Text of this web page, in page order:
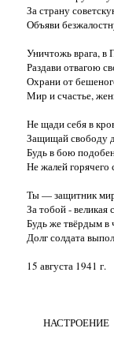
За страну
Объяви
Уничтожь врага, в
Раздави отвагою
Охрани от
Мир и счастье,
Не щади себя в
Защищай свободу
Будь в бою
Не жалей горячего
Ты — защитник
За тобой - великая
Будь же твёрдым в
Долг солдата
15 августа 1941 г.
       НАСТРОЕНИЕ